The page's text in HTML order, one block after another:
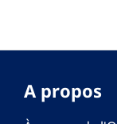
A propos